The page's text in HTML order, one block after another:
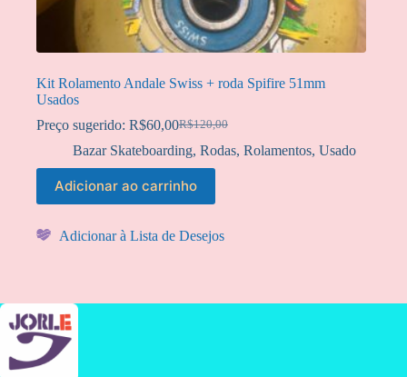
Kit Rolamento Andale Swiss + roda Spifire 51mm
Usados
Preço sugerido:
R$120,00
O
preço
original
era:
R$120,00.
R$60,00O
preço
atual
é:
R$60,00.
Bazar Skateboarding, Rodas, Rolamentos, Usado
Adicionar ao carrinho
Adicionar à Lista de Desejos